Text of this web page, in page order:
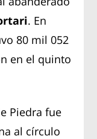
. En
80 mil 052
en el quinto
Piedra fue
al círculo